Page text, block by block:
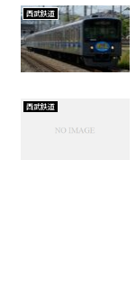
西武鉄道
西武鉄道